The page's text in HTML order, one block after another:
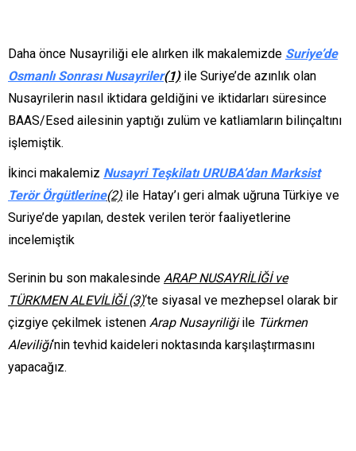
Daha önce Nusayriliği ele alırken ilk makalemizde Suriye’de
Osmanlı Sonrası Nusayriler(1)ile Suriye’de azınlık olan
Nusayrilerin nasıl iktidara geldiğini ve iktidarları süresince
BAAS/Esed ailesinin yaptığı zulüm ve katliamların bilinçaltını
işlemiştik.
İkinci makalemiz Nusayri Teşkilatı URUBA’dan Marksist
Terör Örgütlerine(2) ile Hatay’ı geri almak uğruna Türkiye ve
Suriye’de yapılan, destek verilen terör faaliyetlerine
incelemiştik
Serinin bu son makalesinde ARAP NUSAYRİLİĞİ ve
TÜRKMEN ALEVİLİĞİ (3)‘te siyasal ve mezhepsel olarak bir
çizgiye çekilmek istenen Arap Nusayriliğiile Türkmen
Aleviliği‘nin tevhid kaideleri noktasında karşılaştırmasını
yapacağız.